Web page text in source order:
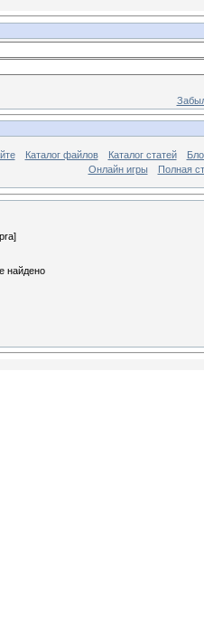
Каталог файлов Каталог статей
Онлайн игры
Полная
найдено